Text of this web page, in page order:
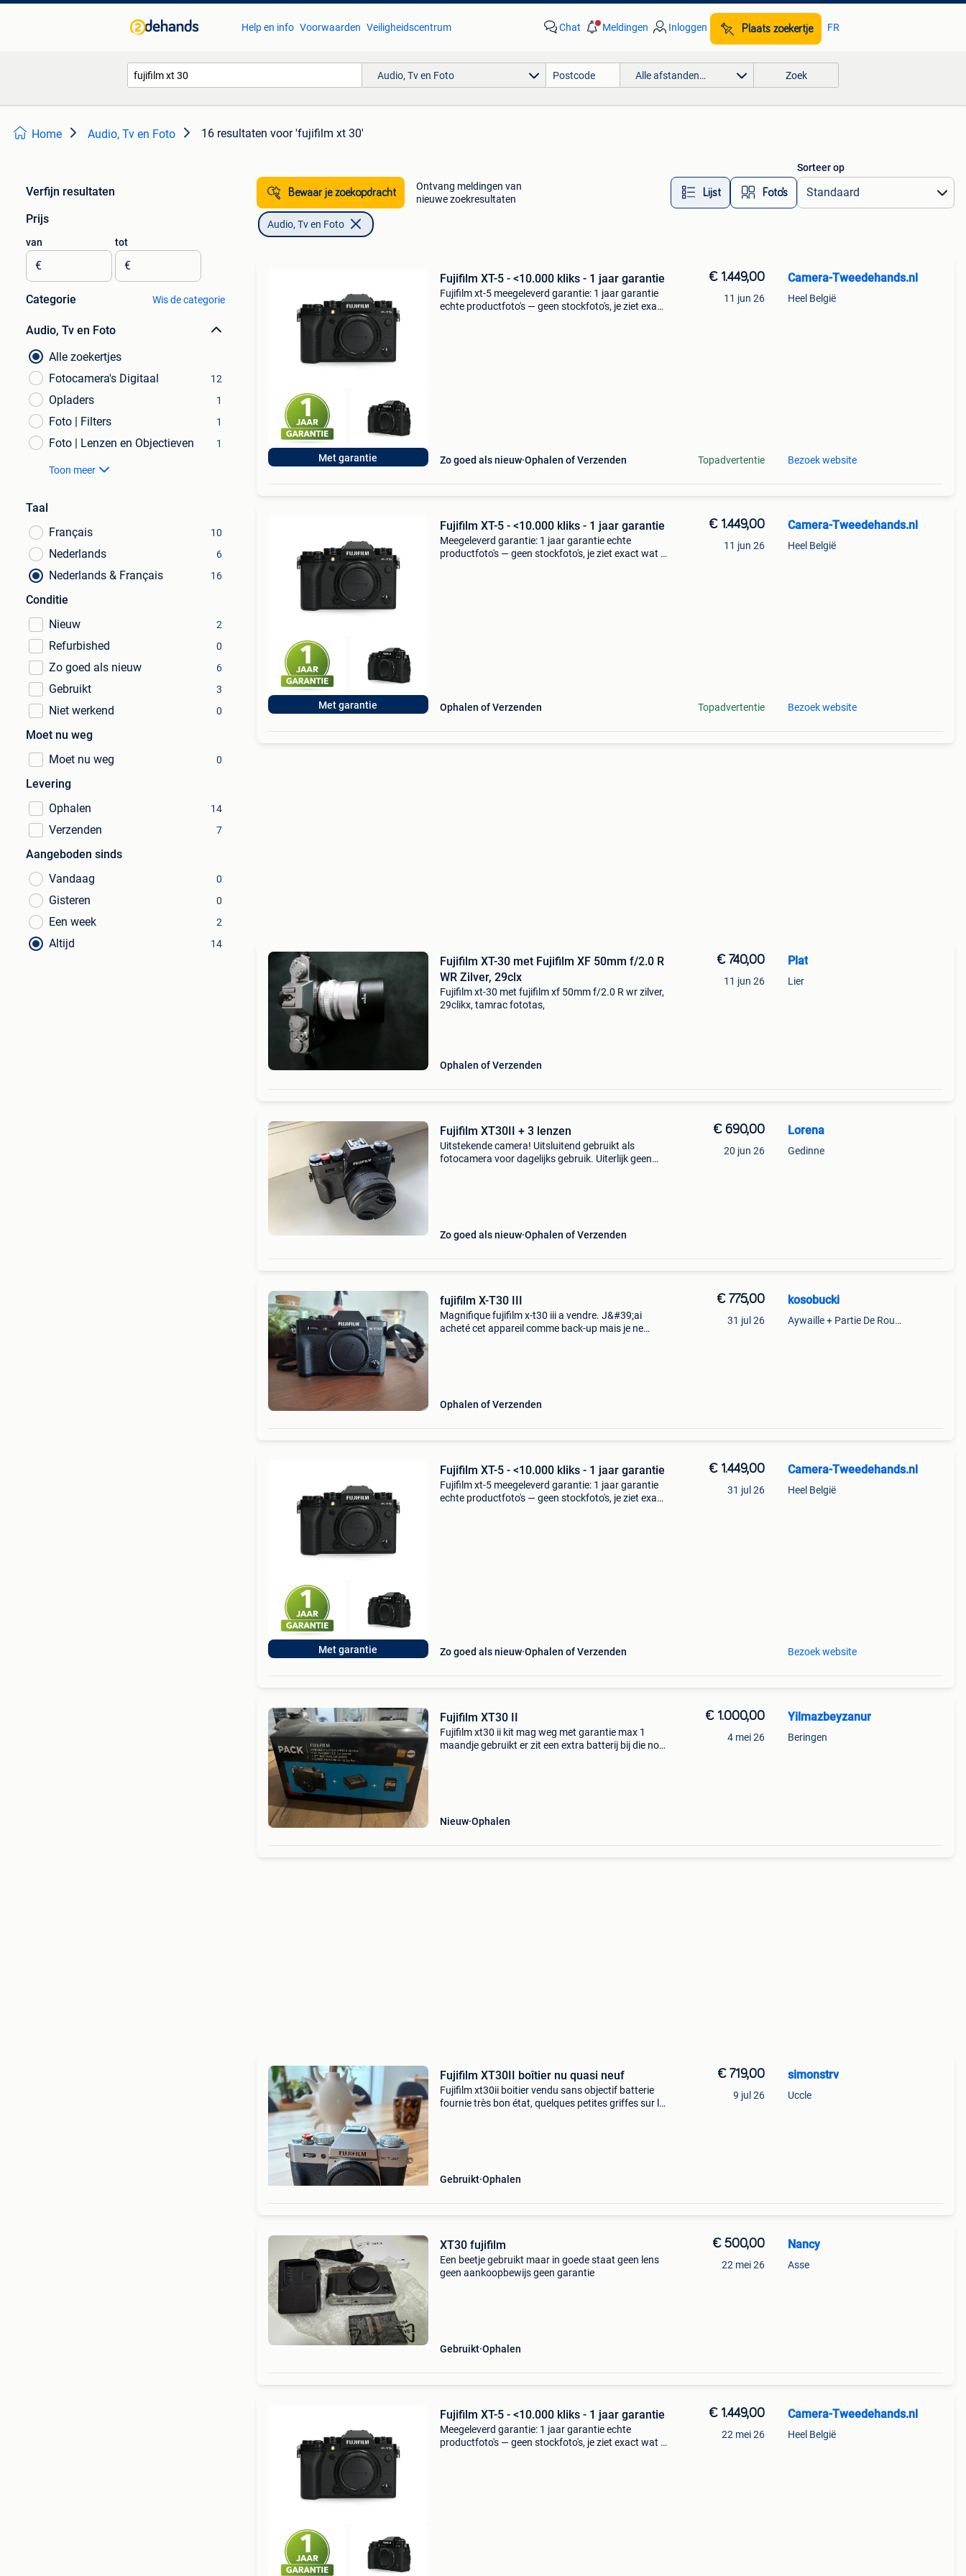
Help en info Voorwaarden Veiligheidscentrum Chat Meldingen Inloggen Plaats zoekertje FR
Audio, Tv en Foto Alle afstanden… Zoek
Home Audio, Tv en Foto 16 resultaten voor 'fujifilm xt 30'
Verfijn resultaten
Prijs
van
€
tot
€
Categorie Wis de categorie
Audio, Tv en Foto
Alle zoekertjes
Fotocamera's Digitaal
12
Opladers 1
Foto | Filters 1
Foto | Lenzen en Objectieven 1
Toon meer
Taal
Français
10
Nederlands 6
Nederlands & Français 16
Conditie
Nieuw
2
Refurbished 0
Zo goed als nieuw 6
Gebruikt 3
Niet werkend 0
Moet nu weg
Moet nu weg
0
Levering
Ophalen
14
Verzenden 7
Aangeboden sinds
Vandaag
0
Gisteren 0
Een week 2
Altijd 14
Bewaar je zoekopdracht
Ontvang meldingen van
nieuwe zoekresultaten
Lijst Foto’s
Sorteer op
Audio, Tv en Foto
Met garantie
Fujifilm XT-5 - <10.000 kliks - 1 jaar garantie
Fujifilm xt-5 meegeleverd garantie: 1 jaar garantie
echte productfoto's — geen stockfoto's, je ziet exact
Zo goed als nieuw Ophalen of Verzenden
€ 1.449,00
11 jun 26
Topadvertentie
Camera-Tweedehands.nl
Heel België
Bezoek website
Met garantie
Fujifilm XT-5 - <10.000 kliks - 1 jaar garantie
Meegeleverd garantie: 1 jaar garantie echte
productfoto's — geen stockfoto's, je ziet exact wat je
Ophalen of Verzenden
€ 1.449,00
11 jun 26
Topadvertentie
Camera-Tweedehands.nl
Heel België
Bezoek website
Fujifilm XT-30 met Fujifilm XF 50mm f/2.0 R
WR Zilver, 29clx
Fujifilm xt-30 met fujifilm xf 50mm f/2.0 R wr zilver,
29clikx, tamrac fototas,
Ophalen of Verzenden
€ 740,00
11 jun 26
Plat
Lier
Fujifilm XT30II + 3 lenzen
Uitstekende camera! Uitsluitend gebruikt als
fotocamera voor dagelijks gebruik. Uiterlijk geen
Zo goed als nieuw Ophalen of Verzenden
€ 690,00
20 jun 26
Lorena
Gedinne
fujifilm X-T30 III
Magnifique fujifilm x-t30 iii a vendre. J&#39;ai
acheté cet appareil comme back-up mais je ne
Ophalen of Verzenden
€ 775,00
31 jul 26
kosobucki
Aywaille + Partie De Rouvreux
Met garantie
Fujifilm XT-5 - <10.000 kliks - 1 jaar garantie
Fujifilm xt-5 meegeleverd garantie: 1 jaar garantie
echte productfoto's — geen stockfoto's, je ziet exact
Zo goed als nieuw Ophalen of Verzenden
€ 1.449,00
31 jul 26
Camera-Tweedehands.nl
Heel België
Bezoek website
Fujifilm XT30 II
Fujifilm xt30 ii kit mag weg met garantie max 1
maandje gebruikt er zit een extra batterij bij die nog
Nieuw Ophalen
€ 1.000,00
4 mei 26
Yilmazbeyzanur
Beringen
Fujifilm XT30II boîtier nu quasi neuf
Fujifilm xt30ii boitier vendu sans objectif batterie
fournie très bon état, quelques petites griffes sur le
Gebruikt Ophalen
€ 719,00
9 jul 26
simonstrv
Uccle
XT30 fujifilm
Een beetje gebruikt maar in goede staat geen lens
geen aankoopbewijs geen garantie
Gebruikt Ophalen
€ 500,00
22 mei 26
Nancy
Asse
Fujifilm XT-5 - <10.000 kliks - 1 jaar garantie
Meegeleverd garantie: 1 jaar garantie echte
productfoto's — geen stockfoto's, je ziet exact wat je
€ 1.449,00
22 mei 26
Camera-Tweedehands.nl
Heel België